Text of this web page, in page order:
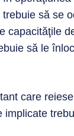
să se
capacităţile
să le
care
implicate